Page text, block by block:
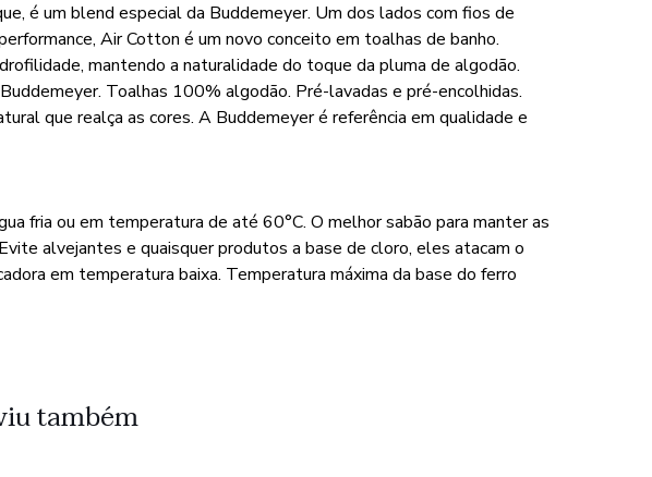
é um blend especial da Buddemeyer. Um dos lados com fios de
Air Cotton é um novo conceito em toalhas de banho.
mantendo a naturalidade do toque da pluma de algodão.
Toalhas 100% algodão. Pré-lavadas e pré-encolhidas.
que realça as cores. A Buddemeyer é referência em qualidade e
fria ou em temperatura de até 60°C. O melhor sabão para manter as
alvejantes e quaisquer produtos a base de cloro, eles atacam o
em temperatura baixa. Temperatura máxima da base do ferro
também